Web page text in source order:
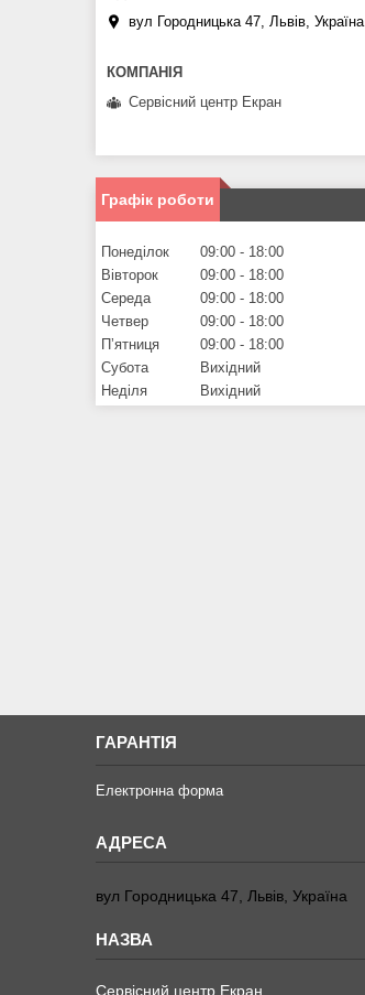
вул Городницька 47, Львів, Україна
Сервісний центр Екран
Графік роботи
Понеділок 09:00
18:00
Вівторок
09:00
18:00
Середа
09:00
18:00
Четвер
09:00
18:00
Пʼятниця
09:00
18:00
Субота
Вихідний
Неділя
Вихідний
ГАРАНТІЯ
Електронна форма
вул Городницька 47, Львів, Україна
Сервісний центр Екран